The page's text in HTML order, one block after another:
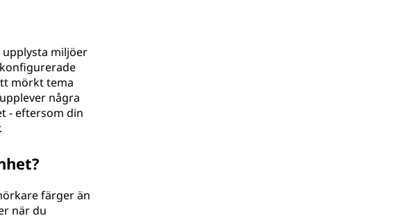
upplysta miljöer
mörkt tema
några
- eftersom din
färger än
när du